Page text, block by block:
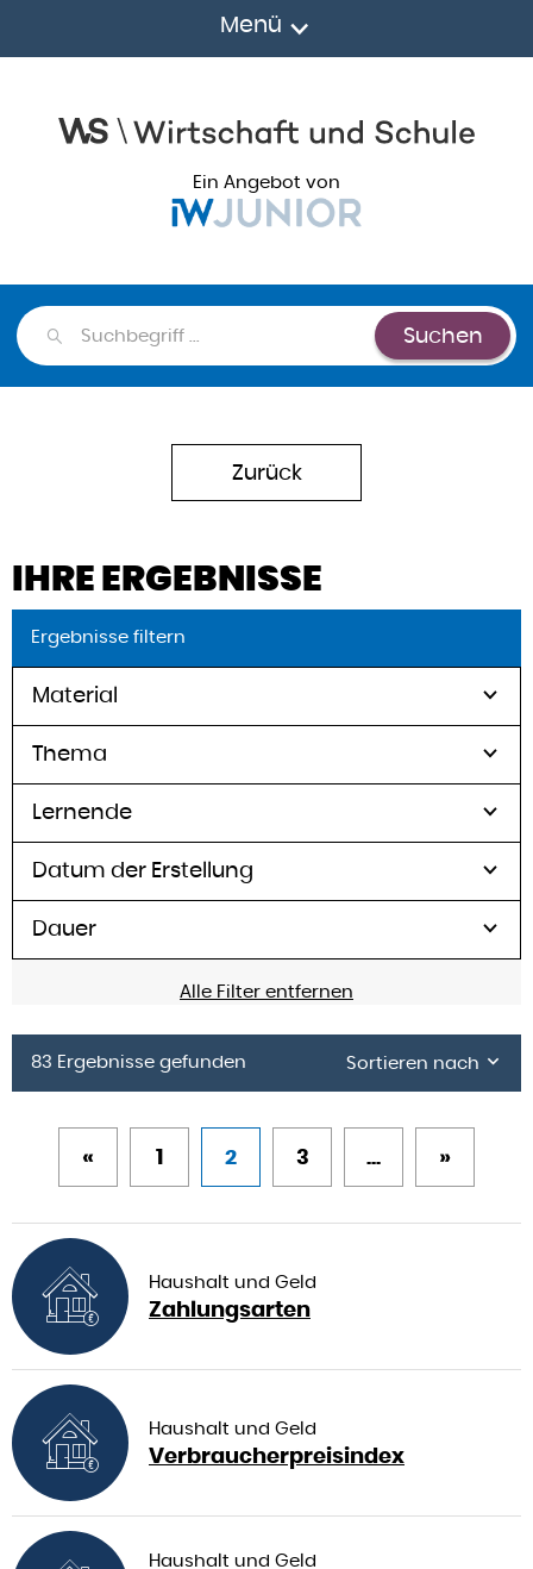
Menü
Ein Angebot von
Suchen Suchen
Zurück
IHRE ERGEBNISSE
Ergebnisse filtern
Material
Thema
Lernende
Datum der Erstellung
Dauer
Alle Filter entfernen
83 Ergebnisse gefunden Sortieren nach
« 1 2 3 ... »
Haushalt und Geld
Zahlungsarten
Haushalt und Geld
Verbraucherpreisindex
Haushalt und Geld